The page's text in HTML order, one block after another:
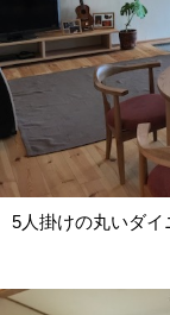
5人掛けの丸いダイ